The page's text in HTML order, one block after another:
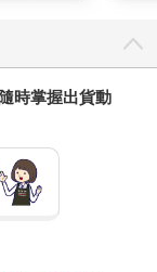
時掌握出貨動